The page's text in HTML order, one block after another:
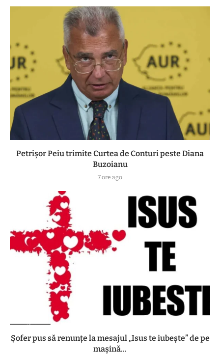
Petrișor Peiu trimite Curtea de Conturi peste Diana
Buzoianu
7 ore ago
Șofer pus să renunțe la mesajul „Isus te iubește” de pe
mașină...